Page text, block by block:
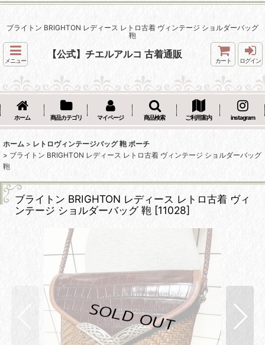
ブライトン BRIGHTON レディース レトロ古着 ヴィンテージ ショルダーバッグ
鞄
メニュー
【公式】チエルアルコ 古着通販
カート ログイン
ホーム 商品カテゴリ マイページ 商品検索 ご利用案内 instagram
ホーム > レトロヴィンテージバッグ 鞄 ポーチ
> ブライトン BRIGHTON レディース レトロ古着 ヴィンテージ ショルダーバッグ
鞄
ブライトン BRIGHTON レディース レトロ古着 ヴィ
ンテージ ショルダーバッグ 鞄 [11028]